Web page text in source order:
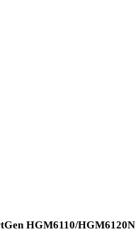
HGM6110/HGM6120N